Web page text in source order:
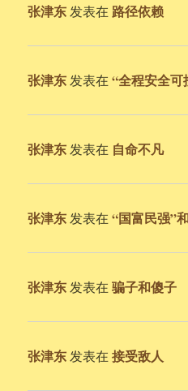
张津东 发表在 路径依赖
张津东 发表在“全程安全
张津东 发表在 自命不凡
张津东 发表在“国富民强”
张津东 发表在骗子和傻子
张津东 发表在接受敌人